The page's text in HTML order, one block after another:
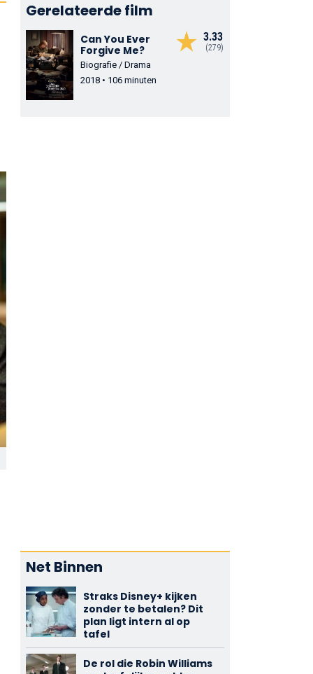
Gerelateerde film
3.33
(279)
Can You Ever
Forgive Me?
Biografie / Drama
2018 • 106 minuten
Net Binnen
Straks Disney+ kijken
zonder te betalen? Dit
plan ligt intern al op
tafel
De rol die Robin Williams